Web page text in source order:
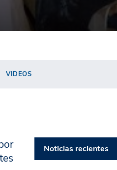
VIDEOS
Noticias recientes